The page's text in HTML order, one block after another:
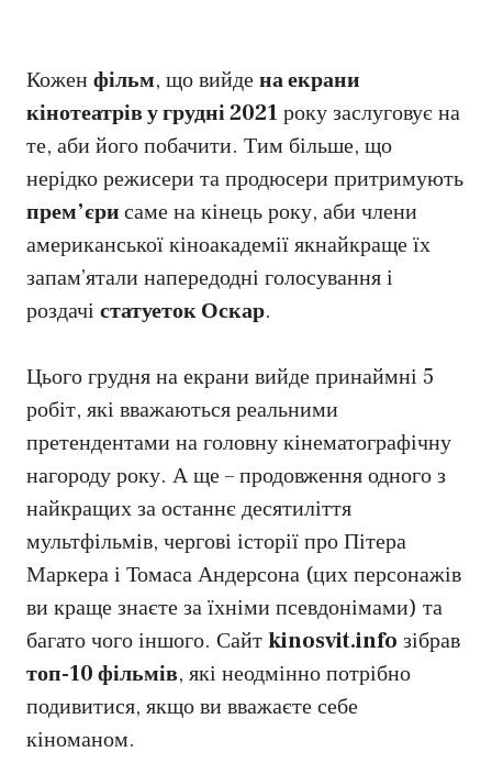
Коженфільм, що вийдена екрани
кінотеатрів у грудні 2021 року заслуговує на
те, аби його побачити. Тим більше, що
нерідко режисери та продюсери притримують
прем’єрисаме на кінець року, аби члени
американської кіноакадемії якнайкраще їх
запам’ятали напередодні голосування і
роздачі статуеток Оскар.
Цього грудня на екрани вийде принаймні 5
робіт, які вважаються реальними
претендентами на головну кінематографічну
нагороду року. А ще – продовження одного з
найкращих за останнє десятиліття
мультфільмів, чергові історії про Пітера
Маркера і Томаса Андерсона (цих персонажів
ви краще знаєте за їхніми псевдонімами) та
багато чого іншого. Сайтkinosvit.info зібрав
топ-10 фільмів, які неодмінно потрібно
подивитися, якщо ви вважаєте себе
кіноманом.